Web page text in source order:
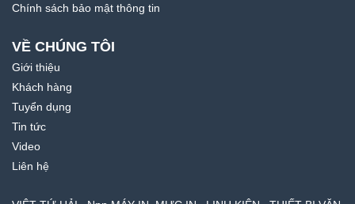
Chính sách bảo mật thông tin
VỀ CHÚNG TÔI
Giới thiệu
Khách hàng
Tuyển dụng
Tin tức
Video
Liên hệ